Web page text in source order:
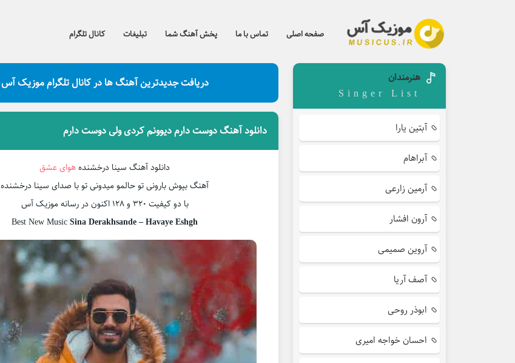
صفحه اصلی تماس با ما پخش آهنگ شما تبلیغات کانال تلگرام
دریافت جدیدترین آهنگ ها در کانال تلگرام موزیک آس
دانلود آهنگ دوست دارم دیوونم کردی ولی دوست دارم
دانلود آهنگ سینا درخشندههوای عشق
آهنگ بپوش بارونی تو حالمو میدونی تو با صدای سینا درخشنده
با دو کیفیت ۳۲۰ و ۱۲۸ اکنون در رسانه موزیک آس
Best New MusicSina Derakhsande – Havaye Eshgh
هنرمندان
Singer List
آبتین یارا
آبراهام
آرمین زارعی
آرون افشار
آروین صمیمی
آصف آریا
ابوذر روحی
احسان خواجه امیری